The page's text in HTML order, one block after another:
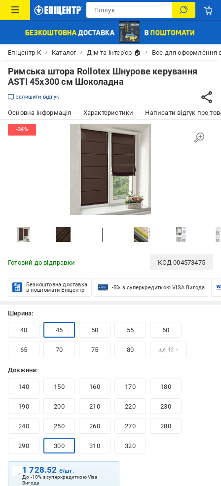
Епіцентр К Каталог Дім та інтер'єр 🏠 Все для оформлення
Римська штора Rollotex Шнурове керування
ASTI 45x300 см Шоколадна
залишити відгук
Основна інформація Характеристики Написати відгук про
Готовий до відправки КОД004573475
Безкоштовна доставка
в поштомати Епіцентр
-5% з суперкредиткою VISA Вигода
Ширина:
40 45 50 55 60
65 70 75 80 ще 12
Довжина:
140 150 160 170 180
190 200 210 220 230
240 250 260 270 280
290 300 310 320
1 728.52 ₴/шт.
До -10% з суперкредиткою Visa
Вигода